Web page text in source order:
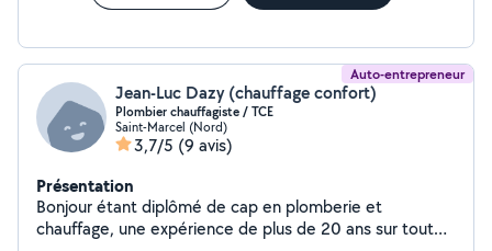
Auto-entrepreneur
Jean-Luc Dazy (chauffage confort)
Plombier chauffagiste / TCE
Saint-Marcel (Nord)
3,7/5 (9 avis)
Présentation
Bonjour étant diplômé de cap en plomberie et
chauffage, une expérience de plus de 20 ans sur tout